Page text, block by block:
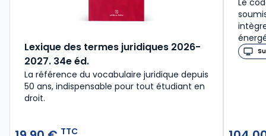
Lexique des termes juridiques 2026-
2027. 34e éd.
La référence du vocabulaire juridique depuis
50 ans, indispensable pour tout étudiant en
droit.​
TTC
Le